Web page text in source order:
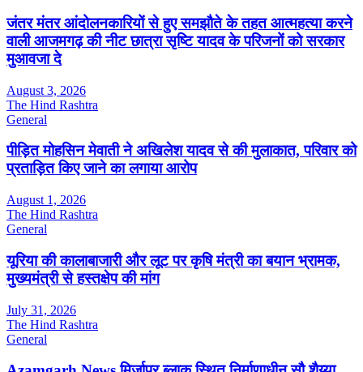
जंतर मंतर आंदोलनकारियों से हुए समझौते के तहत आत्महत्या करने
वाली आजमगढ़ की नीट छात्रा सृष्टि यादव के परिजनों को सरकार
मुआवजा दे
August 3, 2026
The Hind Rashtra
General
पीड़ित मोहसिन मेवाती ने अखिलेश यादव से की मुलाकात, परिवार को
प्रताड़ित किए जाने का लगाया आरोप
August 1, 2026
The Hind Rashtra
General
यूरिया की कालाबाजारी और लूट पर कृषि मंत्री का बयान भ्रामक,
मुख्यमंत्री से हस्तक्षेप की मांग
July 31, 2026
The Hind Rashtra
General